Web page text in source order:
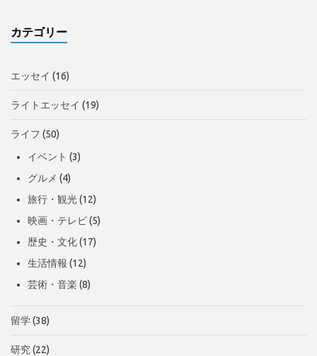
カテゴリー
エッセイ (16)
ライトエッセイ (19)
ライフ (50)
イベント (3)
グルメ (4)
旅行・観光(12)
映画・テレビ(5)
歴史・文化(17)
生活情報 (12)
芸術・音楽 (8)
留学(38)
研究(22)